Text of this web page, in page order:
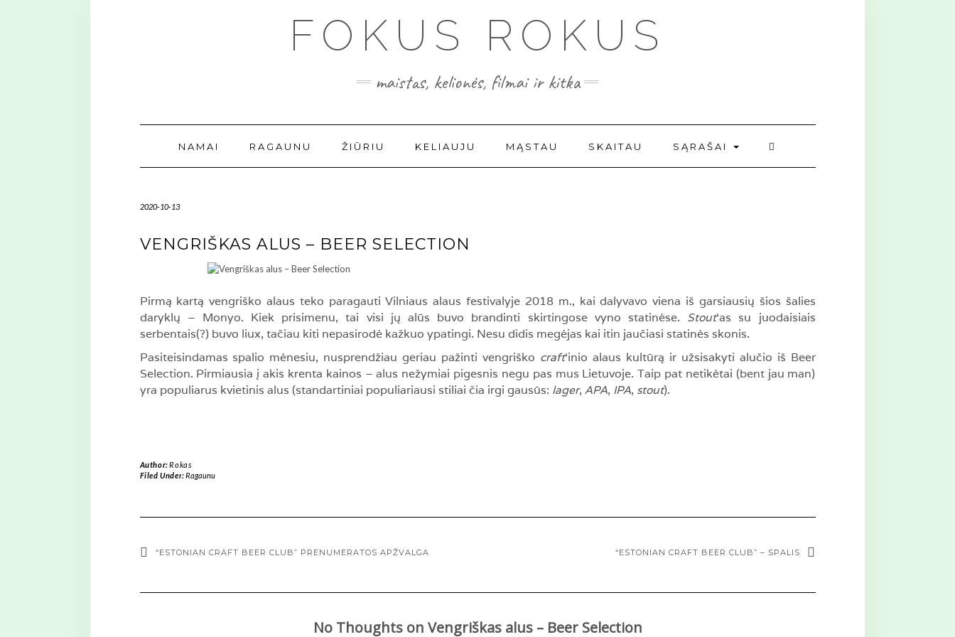
FOKUS ROKUS
maistas, kelionės, filmai ir kitka
NAMAI RAGAUNU ŽIŪRIU KELIAUJU MĄSTAU SKAITAU SĄRAŠAI
2020-10-13
VENGRIŠKAS ALUS – BEER SELECTION
Pirmą kartą vengriško alaus teko paragauti Vilniaus alaus festivalyje 2018 m., kai dalyvavo viena iš garsiausių šios šalies
daryklų – Monyo. Kiek prisimenu, tai visi jų alūs buvo brandinti skirtingose vyno statinėse. Stout‘as su juodaisiais
serbentais(?) buvo liux, tačiau kiti nepasirodė kažkuo ypatingi. Nesu didis megėjas kai itin jaučiasi statinės skonis.
Pasiteisindamas spalio mėnesiu, nusprendžiau geriau pažinti vengriško craft‘inio alaus kultūrą ir užsisakyti alučio iš Beer
Selection. Pirmiausia į akis krenta kainos – alus nežymiai pigesnis negu pas mus Lietuvoje. Taip pat netikėtai (bent jau man)
yra populiarus kvietinis alus (standartiniai populiariausi stiliai čia irgi gausūs: lager, APA, IPA, stout).
Author:Rokas
Filed Under:Ragaunu
“ESTONIAN CRAFT BEER CLUB” PRENUMERATOS APŽVALGA “ESTONIAN CRAFT BEER CLUB” – SPALIS
No Thoughts on Vengriškas alus – Beer Selection